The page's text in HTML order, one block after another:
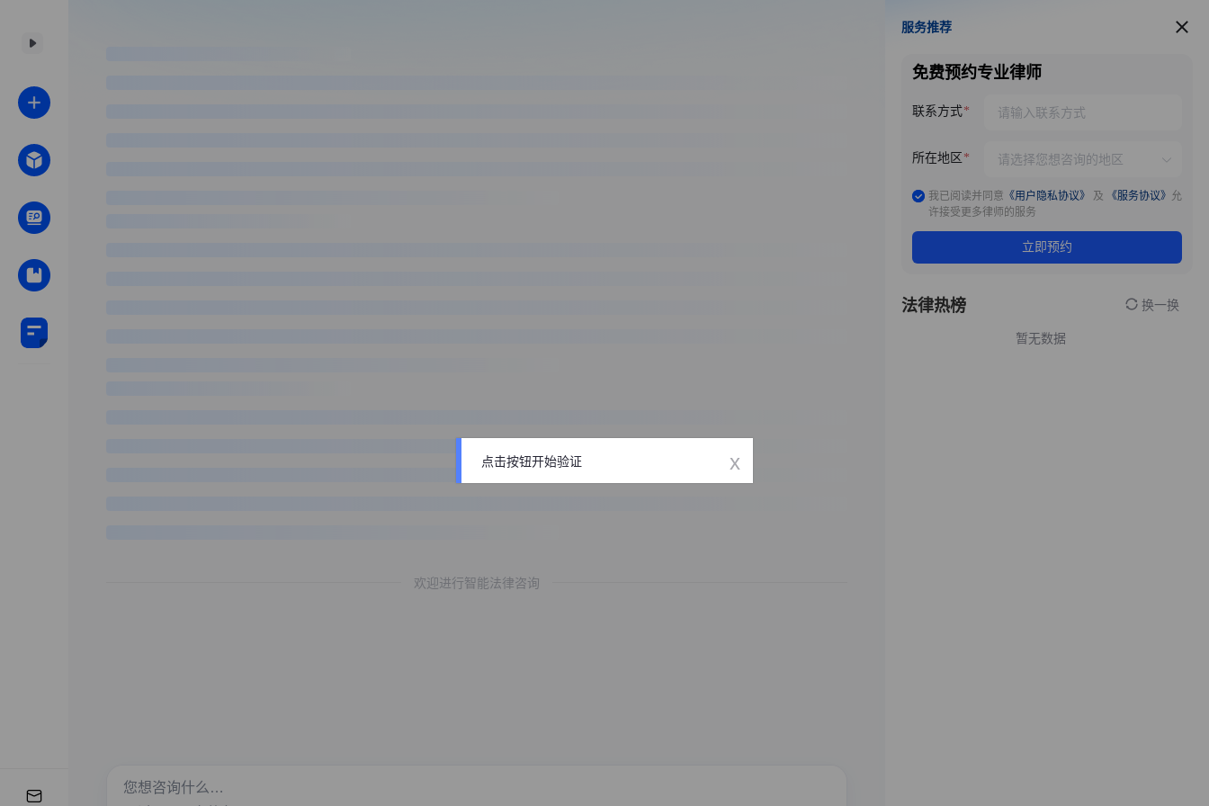
欢迎进行智能法律咨询
服务推荐
服务推荐
免费预约专业律师
联系方式
所在地区
我已阅读并同意 《用户隐私协议》 及 《服务协议》 允
许接受更多律师的服务
立即预约
法律热榜 换一换
暂无数据
点击按钮开始验证 x